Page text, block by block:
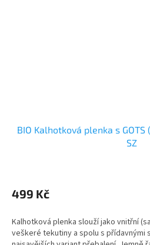
BIO Kalhotková plenka s
SZ
499 Kč
Kalhotková plenka slouží jako vnitřní
veškeré tekutiny a spolu s přídavnými